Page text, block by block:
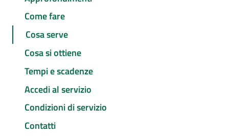
Come fare
Cosa serve
Cosa si ottiene
Tempi e scadenze
Accedi al servizio
Condizioni di servizio
Contatti